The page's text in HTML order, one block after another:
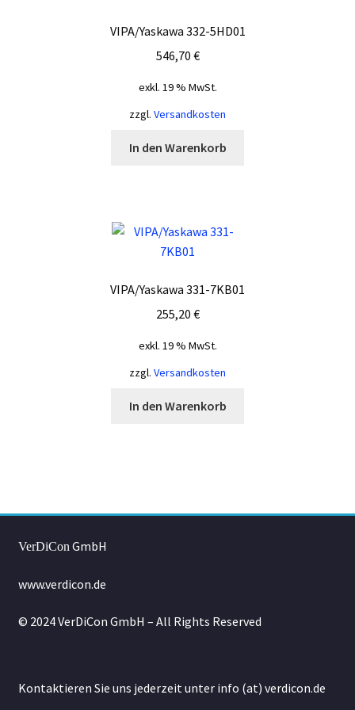
VIPA/Yaskawa 332-5HD01
546,70 €
exkl. 19 % MwSt.
zzgl. Versandkosten
In den Warenkorb
VIPA/Yaskawa 331-7KB01
255,20 €
exkl. 19 % MwSt.
zzgl. Versandkosten
In den Warenkorb
VerDiCon GmbH
www.verdicon.de
© 2024 VerDiCon GmbH – All Rights Reserved
Kontaktieren Sie uns jederzeit unter info (at) verdicon.de